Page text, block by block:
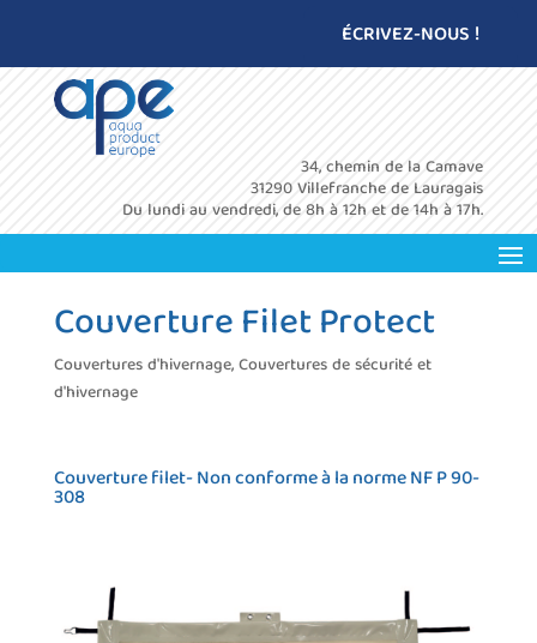
ÉCRIVEZ-NOUS !
34, chemin de la Camave
31290 Villefranche de Lauragais
Du lundi au vendredi, de 8h à 12h et de 14h à 17h.
Couverture Filet Protect
Couvertures d'hivernage,Couvertures de sécurité et
d'hivernage
Couverture filet- Non conforme à la norme NF P 90-
308